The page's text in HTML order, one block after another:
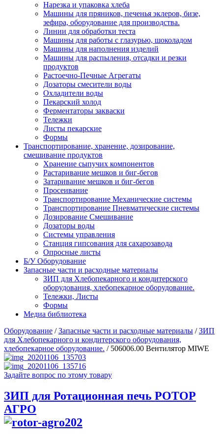
Нарезка и упаковка хлеба
Машины для пряников, печенья эклеров, бизе,
зефира, оборудование для производства.
Линии для обработки теста
Машины для работы с глазурью, шоколадом
Машины для наполнения изделий
Машины для распыления, отсадки и резки
продуктов
Растоечно-Печные Агрегаты
Дозаторы смесители воды
Охладители воды
Пекарский холод
Ферментаторы закваски
Тележки
Листы пекарские
Формы
Транспортирование, хранение, дозирование,
смешивание продуктов
Хранение сыпучих компонентов
Растаривание мешков и биг-бегов
Затаривание мешков и биг-бегов
Просеивание
Транспортирование Механические системы
Транспортирование Пневматические системы
Дозирование Смешивание
Дозаторы воды
Системы управления
Станция гипсования для сахарозавода
Опросные листы
Б/У Оборудование
Запасные части и расходные материалы
ЗИП для Хлебопекарного и кондитерского
оборудования, хлебопекарное оборудование.
Тележки, Листы
Формы
Медиа библиотека
Оборудование /Запасные части и расходные материалы /ЗИП
для Хлебопекарного и кондитерского оборудования,
хлебопекарное оборудование. / 506006.00 Вентилятор MIWE
Задайте вопрос по этому товару
ЗИП для Ротационная печь РОТОР
АГРО